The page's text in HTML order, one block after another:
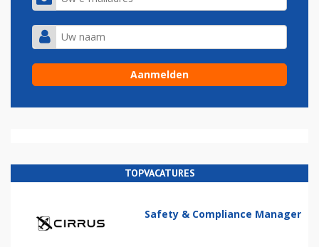
TOPVACATURES
Safety & Compliance Manager